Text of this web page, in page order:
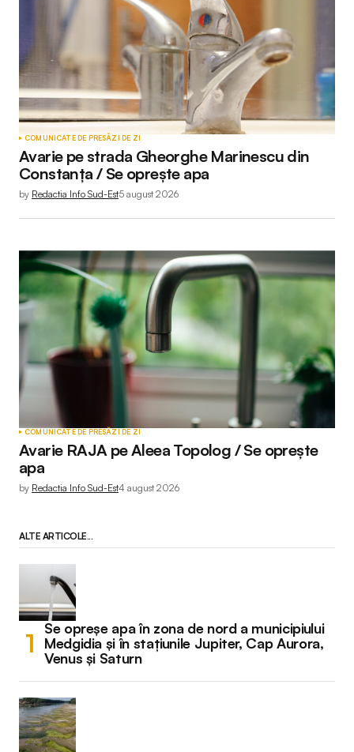
COMUNICATE DE PRESĂZI DE ZI
Avarie pe strada Gheorghe Marinescu din
Constanța / Se oprește apa
by Redactia Info Sud-Est5 august 2026
COMUNICATE DE PRESĂZI DE ZI
Avarie RAJA pe Aleea Topolog / Se oprește
apa
by Redactia Info Sud-Est4 august 2026
ALTE ARTICOLE...
Se opreșe apa în zona de nord a municipiului
Medgidia și în stațiunile Jupiter, Cap Aurora,
Venus și Saturn